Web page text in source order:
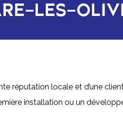
LES-
réputation locale et d’une
installation ou un